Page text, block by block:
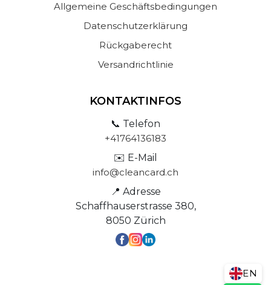
Allgemeine Geschäftsbedingungen
Datenschutzerklärung
Rückgaberecht
Versandrichtlinie
KONTAKTINFOS
📞 Telefon
+41764136183
✉️ E-Mail
info@cleancard.ch
📍 Adresse
Schaffhauserstrasse 380,
8050 Zürich
EN